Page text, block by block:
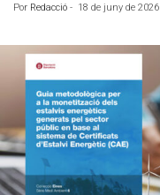
Por Redacció - 18 de juny de 2026